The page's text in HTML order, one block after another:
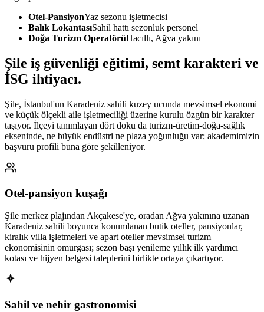
Otel-PansiyonYaz sezonu işletmecisi
Balık LokantasıSahil hattı sezonluk personel
Doğa Turizm OperatörüHacıllı, Ağva yakını
Şile iş güvenliği eğitimi, semt karakteri ve
İSG ihtiyacı.
Şile, İstanbul'un Karadeniz sahili kuzey ucunda mevsimsel ekonomi
ve küçük ölçekli aile işletmeciliği üzerine kurulu özgün bir karakter
taşıyor. İlçeyi tanımlayan dört doku da turizm-üretim-doğa-sağlık
ekseninde, ne büyük endüstri ne plaza yoğunluğu var; akademimizin
başvuru profili buna göre şekilleniyor.
Otel-pansiyon kuşağı
Şile merkez plajından Akçakese'ye, oradan Ağva yakınına uzanan
Karadeniz sahili boyunca konumlanan butik oteller, pansiyonlar,
kiralık villa işletmeleri ve apart oteller mevsimsel turizm
ekonomisinin omurgası; sezon başı yenileme yıllık ilk yardımcı
kotası ve hijyen belgesi taleplerini birlikte ortaya çıkartıyor.
Sahil ve nehir gastronomisi